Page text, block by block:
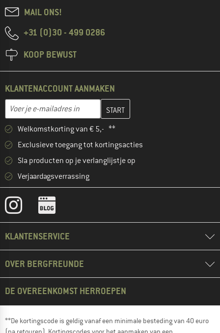
MAIL ONS!
+31 (0)30 - 499 0286
KOOP BEWUST
KLANTENACCOUNT AANMAKEN
E-mailadres
Vul je e-mailadres hier in en maak in de volgende stap je
Welkomstkorting van € 5,- **
Exclusieve toegang tot kortingsacties
Sla producten op je verlanglijstje op
Verjaardagsverrassing
KLANTENSERVICE
OVER BERGFREUNDE
DE OVEREENKOMST HERROEPEN
**De kortingscode is geldig vanaf een minimale besteding van 40 euro